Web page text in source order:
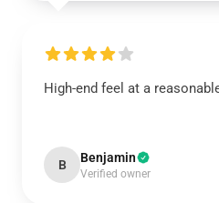
High-end feel at a
B Benjamin
Verified owner